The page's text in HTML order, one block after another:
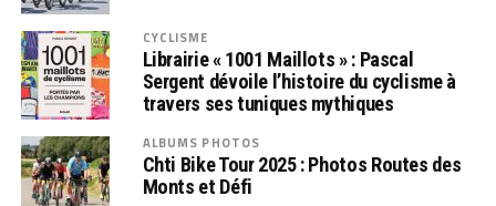
CYCLISME
Librairie « 1001 Maillots » : Pascal
Sergent dévoile l’histoire du cyclisme à
travers ses tuniques mythiques
ALBUMS PHOTOS
Chti Bike Tour 2025 : Photos Routes des
Monts et Défi